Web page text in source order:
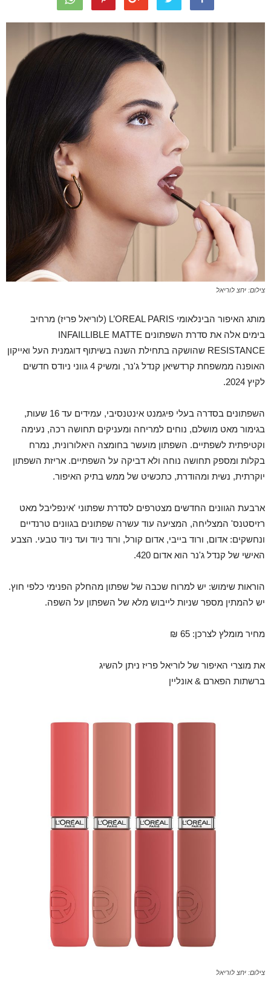
צילום: יחצ לוריאל
מותג האיפור הבינלאומי L’OREAL PARIS (לוריאל פריז) מרחיב
בימים אלה את סדרת השפתונים INFAILLIBLE MATTE
RESISTANCE שהושקה בתחילת השנה בשיתוף דוגמנית העל ואייקון
האופנה ממשפחת קרדשיאן קנדל ג'נר, ומשיק 4 גווני ניודס חדשים
לקיץ 2024.
השפתונים בסדרה בעלי פיגמנט אינטנסיבי, עמידים עד 16 שעות,
בגימור מאט מושלם, נוחים למריחה ומעניקים תחושה רכה, נעימה
וקטיפתית לשפתיים. השפתון מועשר בחומצה היאלורונית, נמרח
בקלות ומספק תחושה נוחה ולא דביקה על השפתיים. אריזת השפתון
יוקרתית, נשית ומהודרת, כתכשיט של ממש בתיק האיפור.
ארבעת הגוונים החדשים מצטרפים לסדרת שפתוני 'אינפליבל מאט
רזיסטנס' המצליחה, המציעה עוד עשרה שפתונים בגוונים טרנדיים
ונחשקים: אדום, ורוד בייבי, אדום קורל, ורוד ניוד ועד ניוד טבעי. הצבע
האישי של קנדל ג'נר הוא אדום 420.
הוראות שימוש: יש למרוח שכבה של שפתון מהחלק הפנימי כלפי חוץ.
יש להמתין מספר שניות לייבוש מלא של השפתון על השפה.
מחיר מומלץ לצרכן: 65 ₪
את מוצרי האיפור של לוריאל פריז ניתן להשיג
ברשתות הפארם & אונליין
צילום: יחצ לוריאל